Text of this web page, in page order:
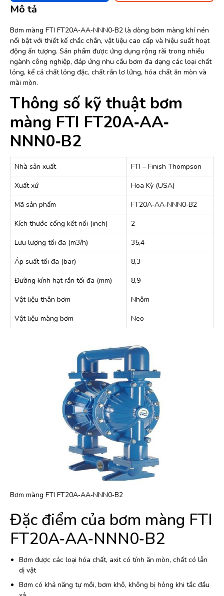
Mô tả
Bơm màng FTI FT20A‐AA‐NNN0‐B2 là dòng bơm màng khí nén
nổi bật với thiết kế chắc chắn, vật liệu cao cấp và hiệu suất hoạt
động ấn tượng. Sản phẩm được ứng dụng rộng rãi trong nhiều
ngành công nghiệp, đáp ứng nhu cầu bơm đa dạng các loại chất
lỏng, kể cả chất lỏng đặc, chất rắn lơ lửng, hóa chất ăn mòn và
mài mòn.
Thông số kỹ thuật bơm
màng FTI FT20A‐AA‐
NNN0‐B2
Nhà sản xuất
FTI – Finish Thompson
Xuất xứ
Hoa Kỳ (USA)
Mã sản phẩm
FT20A‐AA‐NNN0‐B2
Kích thước cổng kết nối (inch)
2
Lưu lượng tối đa (m3/h)
35,4
Áp suất tối đa (bar)
8,3
Đường kính hạt rắn tối đa (mm)
8,9
Vật liệu thân bơm
Nhôm
Vật liệu màng bơm
Neo
Bơm màng FTI FT20A‐AA‐NNN0‐B2
Đặc điểm của bơm màng FTI
FT20A‐AA‐NNN0‐B2
Bơm được các loại hóa chất, axit có tính ăn mòn, chất có lẫn
dị vật
Bơm có khả năng tự mồi, bơm khô, không bị hỏng khi tắc đầu